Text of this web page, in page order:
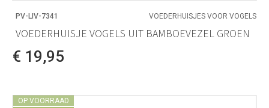
PV-LIV-7341 VOEDERHUISJES VOOR VOGELS
VOEDERHUISJE VOGELS UIT BAMBOEVEZEL GROEN
€ 19,95
OP VOORRAAD